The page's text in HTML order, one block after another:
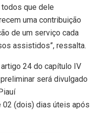
que dele
uma contribuição
de um serviço cada
assistidos”, ressalta.
24 do capítulo IV
será divulgado
02 (dois) dias úteis após